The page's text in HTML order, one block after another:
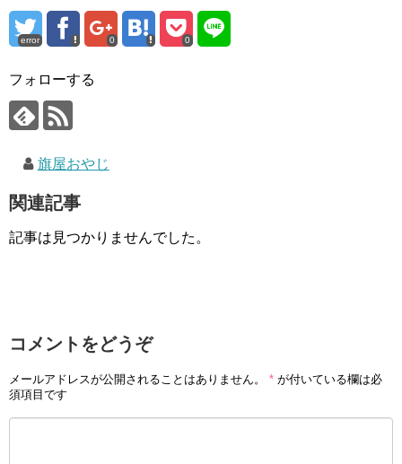
error 0 0
フォローする
旗屋おやじ
関連記事
記事は見つかりませんでした。
コメントをどうぞ
メールアドレスが公開されることはありません。 * が付いている欄は必
須項目です